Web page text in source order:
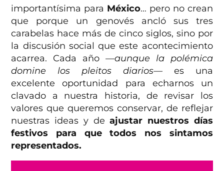
importantísima para México… pero no crean
que porque un genovés ancló sus tres
carabelas hace más de cinco siglos, sino por
la discusión social que este acontecimiento
acarrea. Cada año —aunque la polémica
domine los pleitos diarios—es una
excelente oportunidad para echarnos un
clavado a nuestra historia, de revisar los
valores que queremos conservar, de reflejar
nuestras ideas y deajustar nuestros días
festivos para que todos nos sintamos
representados.